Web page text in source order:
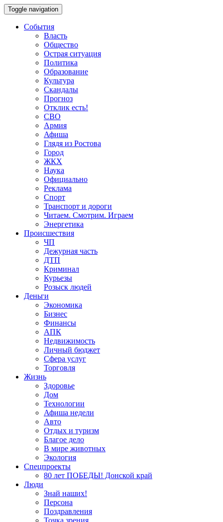
Toggle navigation
События
Власть
Общество
Острая ситуация
Политика
Образование
Культура
Скандалы
Прогноз
Отклик есть!
СВО
Армия
Афиша
Глядя из Ростова
Город
ЖКХ
Наука
Официально
Реклама
Спорт
Транспорт и дороги
Читаем. Смотрим. Играем
Энергетика
Происшествия
ЧП
Дежурная часть
ДТП
Криминал
Курьезы
Розыск людей
Деньги
Экономика
Бизнес
Финансы
АПК
Недвижимость
Личный бюджет
Сфера услуг
Торговля
Жизнь
Здоровье
Дом
Технологии
Афиша недели
Авто
Отдых и туризм
Благое дело
В мире животных
Экология
Спецпроекты
80 лет ПОБЕДЫ! Донской край
Люди
Знай наших!
Персона
Поздравления
Точка зрения